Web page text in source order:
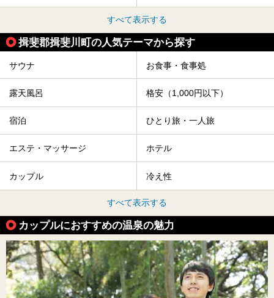
すべて表示する
揖斐郡揖斐川町の人気テーマから探す
サウナ お食事・食事処
露天風呂 格安（1,000円以下）
宿泊 ひとり旅・一人旅
エステ・マッサージ ホテル
カップル 冷え性
すべて表示する
カップルにおすすめの温泉の魅力